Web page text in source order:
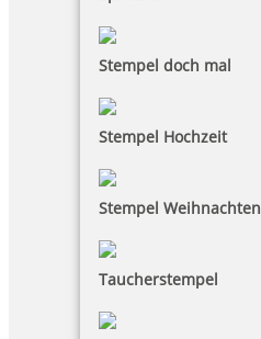
Stempel doch mal
Stempel Hochzeit
Stempel Weihnachten
Taucherstempel